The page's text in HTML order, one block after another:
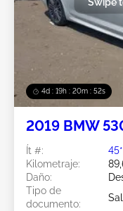
4d : 19h : 20m : 49s
2019 BMW
Ít #:
Kilometraje:
Daño:
Tipo de
documento: